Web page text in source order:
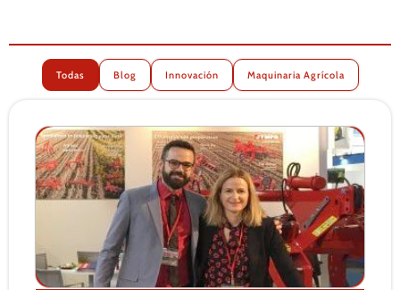
Blog Innovación Maquinaria Agrícola
Todas